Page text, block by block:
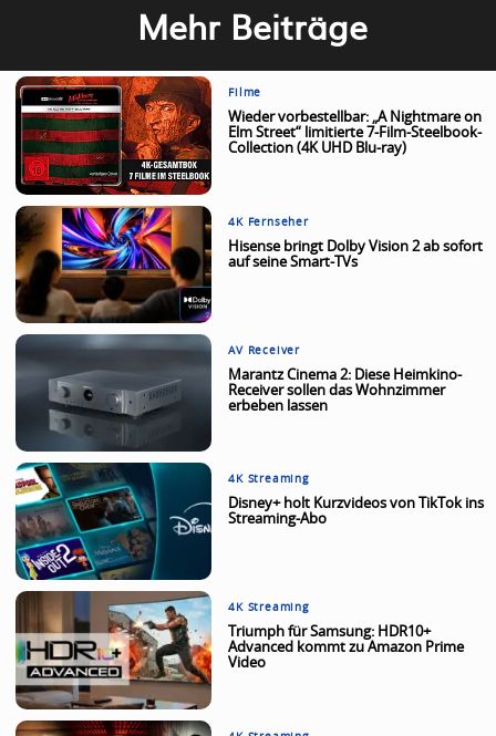
Mehr Beiträge
Filme
Wieder vorbestellbar: „A Nightmare on
Elm Street“ limitierte 7-Film-Steelbook-
Collection (4K UHD Blu-ray)
4K Fernseher
Hisense bringt Dolby Vision 2 ab sofort
auf seine Smart-TVs
AV Receiver
Marantz Cinema 2: Diese Heimkino-
Receiver sollen das Wohnzimmer
erbeben lassen
4K Streaming
Disney+ holt Kurzvideos von TikTok ins
Streaming-Abo
4K Streaming
Triumph für Samsung: HDR10+
Advanced kommt zu Amazon Prime
Video